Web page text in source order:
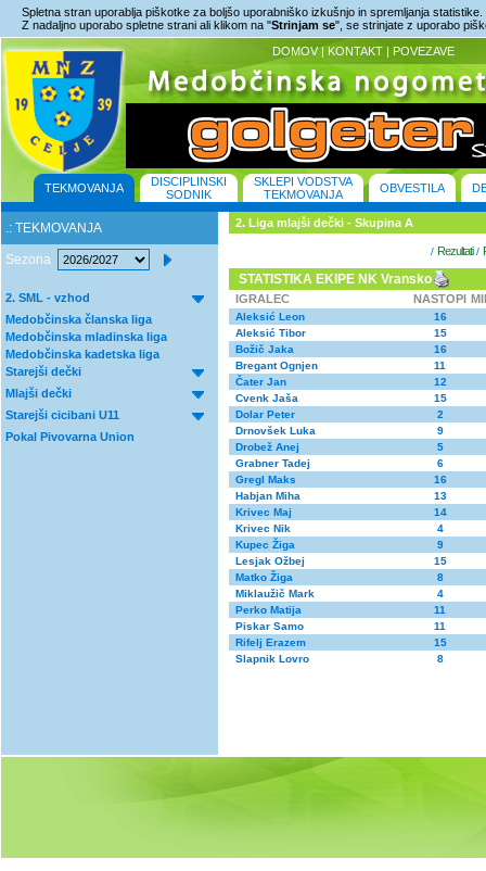
Spletna stran uporablja piškotke za boljšo uporabniško izkušnjo in spremljanja statistike.
Z nadaljno uporabo spletne strani ali klikom na "Strinjam se", se strinjate z uporabo
DOMOV | KONTAKT | POVEZAVE
TEKMOVANJA
DISCIPLINSKI
SODNIK
SKLEPI VODSTVA
TEKMOVANJA
OBVESTILA
.: TEKMOVANJA
Sezona
2. SML - vzhod
Medobčinska članska liga
Medobčinska mladinska liga
Medobčinska kadetska liga
Starejši dečki
Mlajši dečki
Starejši cicibani U11
Pokal Pivovarna Union
2. Liga mlajši dečki - Skupina A
/ Rezultati/
STATISTIKA EKIPE NK Vransko
IGRALEC NASTOPI
Aleksić Leon
16
Aleksić Tibor
15
Božič Jaka
16
Bregant Ognjen
11
Čater Jan
12
Cvenk Jaša
15
Dolar Peter
2
Drnovšek Luka
9
Drobež Anej
5
Grabner Tadej
6
Gregl Maks
16
Habjan Miha
13
Krivec Maj
14
Krivec Nik
4
Kupec Žiga
9
Lesjak Ožbej
15
Matko Žiga
8
Miklaužič Mark
4
Perko Matija
11
Piskar Samo
11
Rifelj Erazem
15
Slapnik Lovro
8